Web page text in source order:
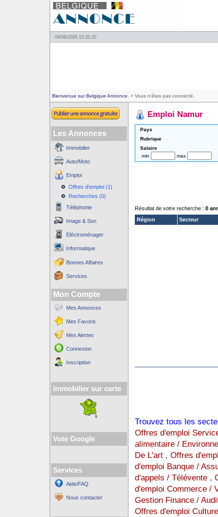
09/08/2026 15:32:20
Bienvenue sur Belgique Annonce. > Vous n'êtes pas connecté.
Les Annonces
Immobilier
Auto/Moto
Emploi
Offres d'emploi (1)
Recherches (0)
Téléphonie
Image & Son
Eléctroménager
Informatique
Bonnes Affaires
Services
Mon Compte
Mes Annonces
Mes Favoris
Mes Alertes
Connexion
Inscription
Immobilier sur carte
Vote Google
Services
Aide/FAQ
Nous contacter
Emploi Namur
Pays
Rubrique
Salaire
min
max
Résultat de votre recherche : 0
Région
Secteur
Trouvez tous les
Offres d'emploi
alimentaire /
De L'art , Offres
d'emploi Banque /
d'appels / Télévente ,
d'emploi Commerce /
Gestion Finance /
Offres d'emploi